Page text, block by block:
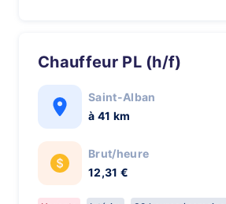
Chauffeur PL (h/f)
Saint-Alban
à 41 km
Brut/heure
12,31 €